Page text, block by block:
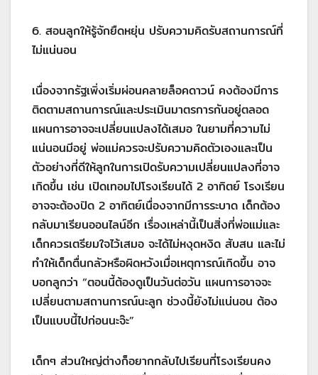
6. สอนลูกให้รู้จักยืดหยุ่น ปรับความคิดรับสถานการณ์ที่
ไม่แน่นอน
เนื่องจากรัฐเพิ่งเริ่มผ่อนคลายล็อคดาวน์ คงต้องมีการ
ติดตามสถานการณ์และประเมินมาตรการกันอยู่ตลอด
แผนการอาจจะเปลี่ยนแปลงได้เสมอ ในยามที่ความไม่
แน่นอนมีอยู่ พ่อแม่ควรจะปรับความคิดตัวเองและเป็น
ตัวอย่างที่ดีให้ลูกในการเปิดรับความเปลี่ยนแปลงที่อาจ
เกิดขึ้น เช่น เปิดเทอมไปโรงเรียนได้ 2 อาทิตย์ โรงเรียน
อาจจะต้องปิด 2 อาทิตย์เนื่องจากมีการระบาด เด็กต้อง
กลับมาเรียนออนไลน์อีก เรื่องเหล่านี้เป็นสิ่งที่พ่อแม่และ
เด็กควรเตรียมใจไว้เสมอ จะได้ไม่หงุดหงิด สับสน และไม่
ทำให้เด็กตื่นกลัวหรือผิดหวังเมื่อเหตุการณ์เกิดขึ้น อาจ
บอกลูกว่า “ตอนนี้ต้องดูเป็นวันต่อวัน แผนการอาจจะ
เปลี่ยนตามสถานการณ์นะลูก ช่วงนี้ยังไม่แน่นอน ต้อง
เป็นแบบนี้ไปก่อนนะจ๊ะ”
เด็กๆ ส่วนใหญ่ต่างก็อยากกลับไปเรียนที่โรงเรียนคง